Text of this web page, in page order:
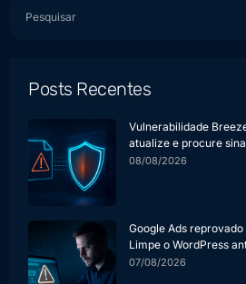
Posts Recentes
Vulnerabilidade
atualize e procure
08/08/2026
Google Ads
Limpe o WordPress
07/08/2026